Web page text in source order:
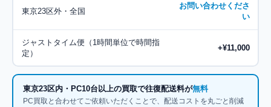
東京23区外・全国
お問い合わせくださ
い
ジャストタイム便（1時間単位で時間指
定）
+¥11,000
東京23区内・PC10台以上の買取で往復配送料が無料
PC買取と合わせてご依頼いただくことで、配送コストを丸ごと削減